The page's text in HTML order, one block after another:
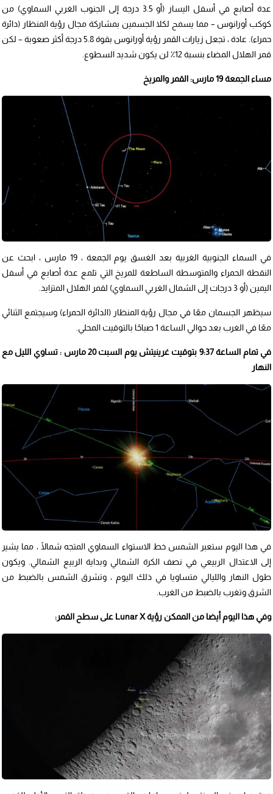
عدة أصابع في أسفل اليسار (أو 3.5 درجة إلى الجنوب الغربي السماوي) من
كوكب أورانوس – مما يسمح لكلا الجسمين بمشاركة مجال رؤية المنظار (دائرة
حمراء). عادة ، تجعل زيارات القمر رؤية أورانوس بقوة 5.8 درجة أكثر صعوبة – لكن
قمر الهلال المضاء بنسبة 12٪ لن يكون شديد السطوع.
مساء الجمعة 19 مارس: القمر والمريخ
في السماء الجنوبية الغربية بعد الغسق يوم الجمعة ، 19 مارس ، ابحث عن
النقطة الحمراء والمتوسطة الساطعة للمريخ التي تلمع عدة أصابع في أسفل
اليمين (أو 3 درجات إلى الشمال الغربي السماوي) لقمر الهلال المتزايد.
سيظهر الجسمان معًا في مجال رؤية المنظار (الدائرة الحمراء) وسيجتمع الثنائي
معًا في الغرب بعد حوالي الساعة 1 صباحًا بالتوقيت المحلي.
في تمام الساعة 9:37 بتوقيت غرينيتش يوم السبت 20 مارس : تساوي الليل مع
النهار
في هذا اليوم ستعبر الشمس خط الاستواء السماوي المتجه شمالًا ، مما يشير
إلى الاعتدال الربيعي في نصف الكرة الشمالي وبداية الربيع الشمالي. ويكون
طول النهار والليالي متساويا في ذلك اليوم ، وتشرق الشمس بالضبط من
الشرق وتغرب بالضبط من الغرب.
وفي هذا اليوم أيضا من الممكن رؤية Lunar X على سطح القمر: